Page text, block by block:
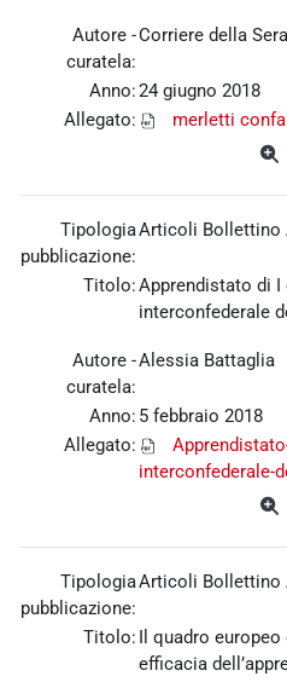
Autore -
curatela:
Corriere della Sera
Anno:24 giugno 2018
Allegato:
merletti
Tipologia
pubblicazione:
Articoli Bollettino
Titolo:Apprendistato di I
interconfederale
Autore -
curatela:
Alessia Battaglia
Anno: 5 febbraio 2018
Allegato:
interconfederale-
Tipologia
pubblicazione:
Articoli Bollettino
Titolo: Il quadro
efficacia